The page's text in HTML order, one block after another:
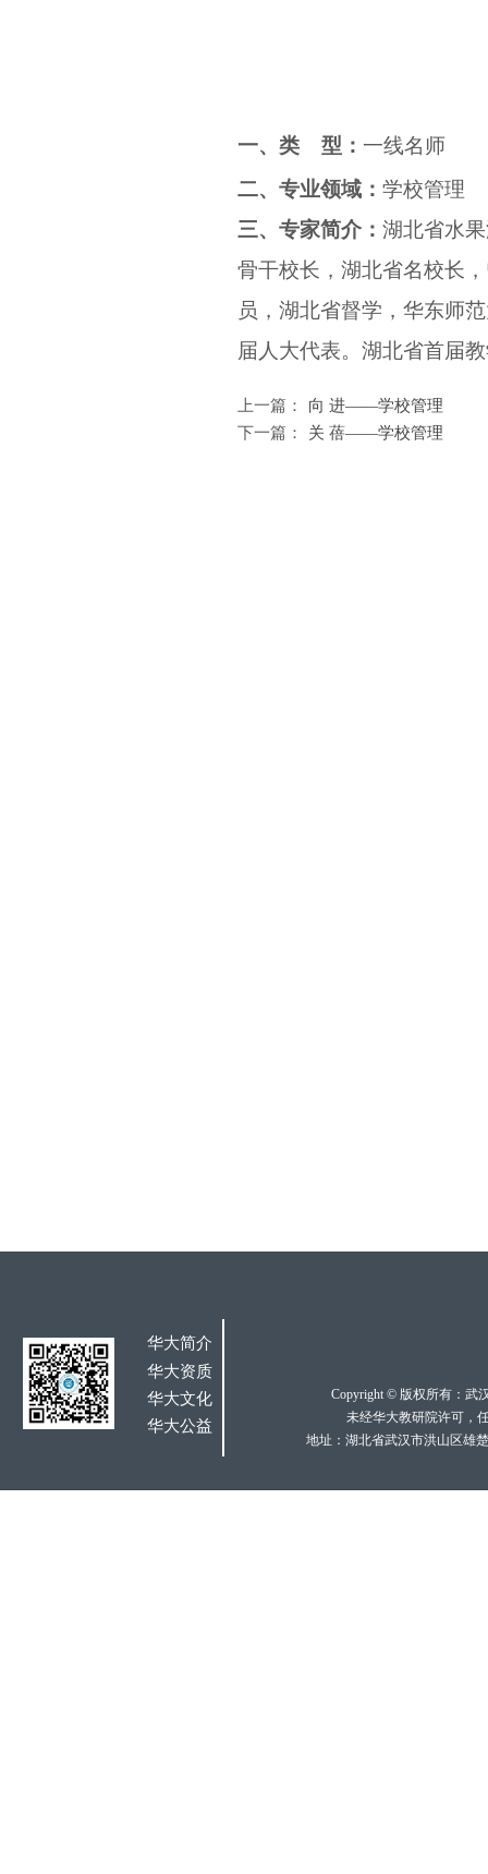
一、 类 型： 一线名师
二、专业领域： 学校管理
三、专家简介： 湖北省水
骨干校长，湖北省名校长
员，湖北省督学，华东师
届人大代表。湖北省首届
上一篇：
向 进——学校管理
下一篇：
关 蓓——学校管理
Copyright © 版权所有：武
未经华大教研院许可，
地址： 湖北省武汉市洪山区雄
华大简介
华大资质
华大文化
华大公益